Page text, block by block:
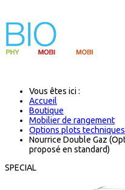
Vous êtes ici :
Accueil
Boutique
Mobilier de rangement
Options plots techniques
Nourrice Double Gaz
proposé en standard)
SPECIAL